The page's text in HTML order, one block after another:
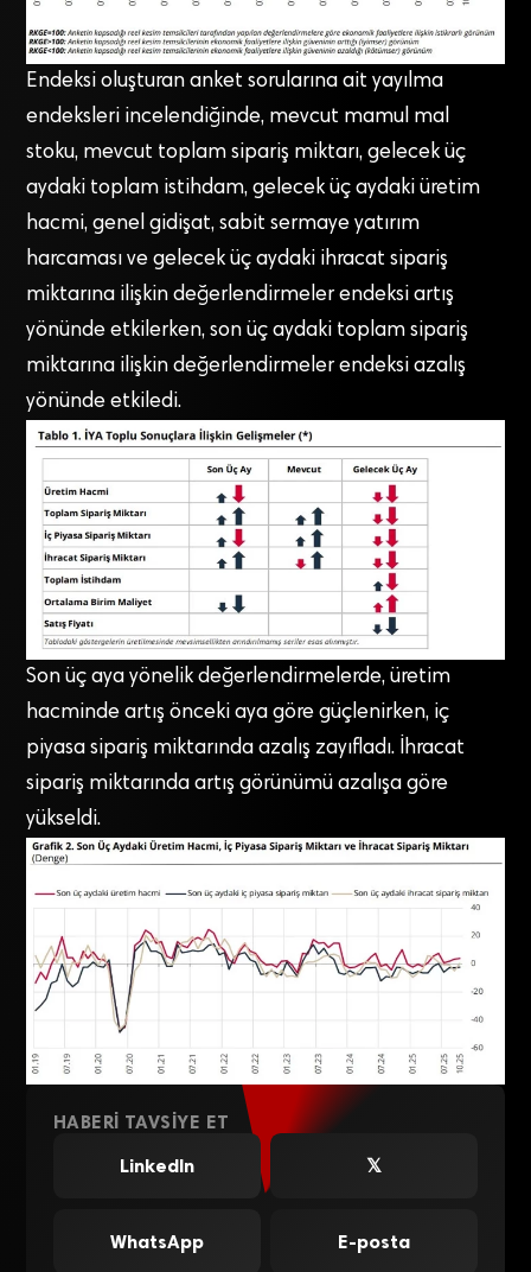
Endeksi oluşturan anket sorularına ait yayılma
endeksleri incelendiğinde, mevcut mamul mal
stoku, mevcut toplam sipariş miktarı, gelecek üç
aydaki toplam istihdam, gelecek üç aydaki üretim
hacmi, genel gidişat, sabit sermaye yatırım
harcaması ve gelecek üç aydaki ihracat sipariş
miktarına ilişkin değerlendirmeler endeksi artış
yönünde etkilerken, son üç aydaki toplam sipariş
miktarına ilişkin değerlendirmeler endeksi azalış
yönünde etkiledi.
Son üç aya yönelik değerlendirmelerde, üretim
hacminde artış önceki aya göre güçlenirken, iç
piyasa sipariş miktarında azalış zayıfladı. İhracat
sipariş miktarında artış görünümü azalışa göre
yükseldi.
HABERI TAVSIYE ET
LinkedIn
𝕏
WhatsApp E-posta